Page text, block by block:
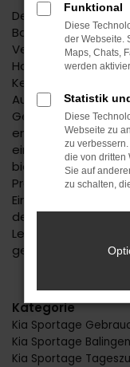
Der Kia Sportage
Balingen. Bei
Hand und geben
Kennzeichnend für
Ausstattung.
Gebrauchtwagen
entscheiden oder
ein rundum
bieten Ihnen den
Preis und
Einsteigen in
den Straßen von
Level heben
geeignet.
Kategorie
Kia Sportage
Kia Sportage Balingen
Kia Sportage
Funktional
Diese
der Webseite.
Maps, Chats,
werden
Statistik
Diese
Webseite zu
zu
die von dritten
Sie auf
zu schalten,